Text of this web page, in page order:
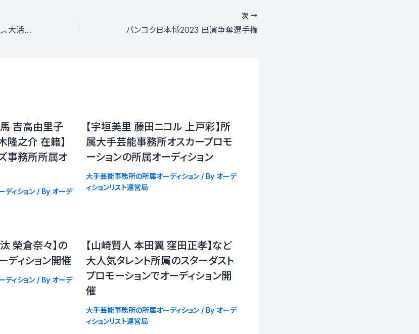
大型アイドルフェスにも出演し、大活躍中の王道アイドル「it’s sunny」が追加メンバー募集！
次
バンコク日本博2023 出演争奪選手権
吉高由里子
之介 在籍】
事務所所属オ
ィション/ By オーデ
【宇垣美里 藤田ニコル 上戸彩】所
属大手芸能事務所オスカープロモ
ーションの所属オーディション
大手芸能事務所の所属オーディション/ By オーデ
ィションリスト運営局
榮倉奈々】の
ディション開催
ィション/ By オーデ
【山崎賢人 本田翼 窪田正孝】など
大人気タレント所属のスターダスト
プロモーションでオーディション開
催
大手芸能事務所の所属オーディション/ By オーデ
ィションリスト運営局